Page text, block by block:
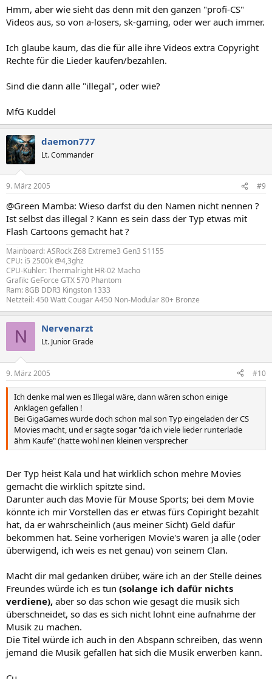
Hmm, aber wie sieht das denn mit den ganzen "profi-CS"
Videos aus, so von a-losers, sk-gaming, oder wer auch immer.
Ich glaube kaum, das die für alle ihre Videos extra Copyright
Rechte für die Lieder kaufen/bezahlen.
Sind die dann alle "illegal", oder wie?
MfG Kuddel
daemon777
Lt. Commander
9. März 2005 #9
@Green Mamba: Wieso darfst du den Namen nicht nennen ?
Ist selbst das illegal ? Kann es sein dass der Typ etwas mit
Flash Cartoons gemacht hat ?
Mainboard: ASRock Z68 Extreme3 Gen3 S1155
CPU: i5 2500k @4,3ghz
CPU-Kühler: Thermalright HR-02 Macho
Grafik: GeForce GTX 570 Phantom
Ram: 8GB DDR3 Kingston 1333
Netzteil: 450 Watt Cougar A450 Non-Modular 80+ Bronze
N Nervenarzt
Lt. Junior Grade
9. März 2005 #10
Ich denke mal wen es Illegal wäre, dann wären schon einige
Anklagen gefallen !
Bei GigaGames wurde doch schon mal son Typ eingeladen der CS
Movies macht, und er sagte sogar "da ich viele lieder runterlade
ähm Kaufe" (hatte wohl nen kleinen versprecher
Der Typ heist Kala und hat wirklich schon mehre Movies
gemacht die wirklich spitzte sind.
Darunter auch das Movie für Mouse Sports; bei dem Movie
könnte ich mir Vorstellen das er etwas fürs Copiright bezahlt
hat, da er wahrscheinlich (aus meiner Sicht) Geld dafür
bekommen hat. Seine vorherigen Movie's waren ja alle (oder
überwigend, ich weis es net genau) von seinem Clan.
Macht dir mal gedanken drüber, wäre ich an der Stelle deines
Freundes würde ich es tun (solange ich dafür nichts
verdiene), aber so das schon wie gesagt die musik sich
überschneidet, so das es sich nicht lohnt eine aufnahme der
Musik zu machen.
Die Titel würde ich auch in den Abspann schreiben, das wenn
jemand die Musik gefallen hat sich die Musik erwerben kann.